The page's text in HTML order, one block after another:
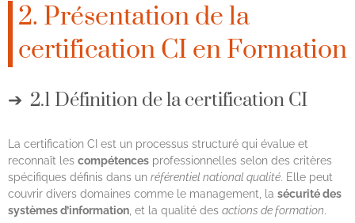
2. Présentation de la
certification CI en Formation
2.1 Définition de la certification CI
La certification CI est un processus structuré qui évalue et
reconnaît les compétences professionnelles selon des critères
spécifiques définis dans un référentiel national qualité. Elle peut
couvrir divers domaines comme le management, la sécurité des
systèmes d’information , et la qualité des actions de formation.